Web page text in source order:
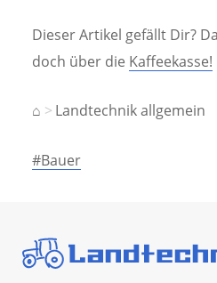
Dieser Artikel gefällt Dir?
doch über die Kaffeekasse!
⌂ Landtechnik allgemein
#Bauer